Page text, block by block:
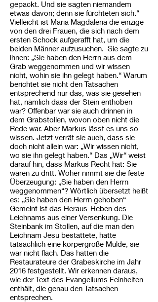
gepackt. Und sie sagten niemandem
etwas davon; denn sie fürchteten sich.“
Vielleicht ist Maria Magdalena die einzige
von den drei Frauen, die sich nach dem
ersten Schock aufgerafft hat, um die
beiden Männer aufzusuchen. Sie sagte zu
ihnen: „Sie haben den Herrn aus dem
Grab weggenommen und wir wissen
nicht, wohin sie ihn gelegt haben.“ Warum
berichtet sie nicht den Tatsachen
entsprechend nur das, was sie gesehen
hat, nämlich dass der Stein enthoben
war? Offenbar war sie auch drinnen in
dem Grabstollen, wovon oben nicht die
Rede war. Aber Markus lässt es uns so
wissen. Jetzt verrät sie auch, dass sie
doch nicht allein war: „Wir wissen nicht,
wo sie ihn gelegt haben.“ Das „Wir“ weist
darauf hin, dass Markus Recht hat: Sie
waren zu dritt. Woher nimmt sie die feste
Überzeugung: „Sie haben den Herrn
weggenommen“? Wörtlich übersetzt heißt
es: „Sie haben den Herrn gehoben“
Gemeint ist das Heraus-Heben des
Leichnams aus einer Versenkung. Die
Steinbank im Stollen, auf die man den
Leichnam Jesu bestattete, hatte
tatsächlich eine körpergroße Mulde, sie
war nicht flach. Das hatten die
Restaurateure der Grabeskirche im Jahr
2016 festgestellt. Wir erkennen daraus,
wie der Text des Evangeliums Feinheiten
enthält, die genau den Tatsachen
entsprechen.